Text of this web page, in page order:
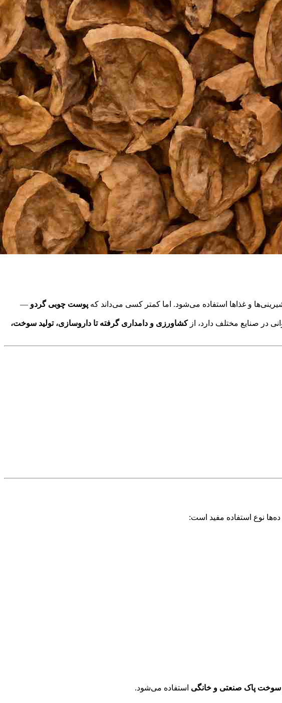
و غذاها استفاده می‌شود. اما کمتر کسی می‌داند که پوست چوبی گردو —
در صنایع مختلف دارد، ازکشاورزی و دامداری گرفته تا داروسازی، تولید سوخت،
نوع استفاده مفید است:
سوخت پاک صنعتی و خانگی استفاده می‌شود.